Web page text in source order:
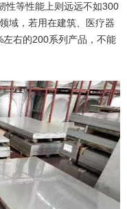
性等性能上则远远不如300
域，若用在建筑、医疗器
右的200系列产品，不能